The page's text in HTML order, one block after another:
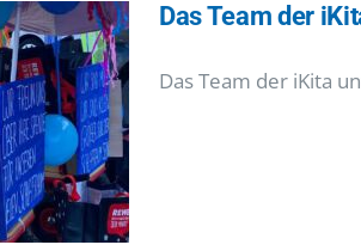
Das Team der
Das Team der iKita